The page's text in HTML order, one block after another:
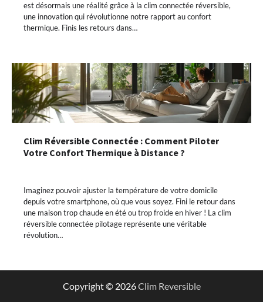
est désormais une réalité grâce à la clim connectée réversible,
une innovation qui révolutionne notre rapport au confort
thermique. Finis les retours dans…
Clim Réversible Connectée : Comment Piloter
Votre Confort Thermique à Distance ?
Imaginez pouvoir ajuster la température de votre domicile
depuis votre smartphone, où que vous soyez. Fini le retour dans
une maison trop chaude en été ou trop froide en hiver ! La clim
réversible connectée pilotage représente une véritable
révolution…
Copyright © 2026Clim Reversible